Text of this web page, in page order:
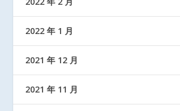
2022 年 1 月
2021 年 12 月
2021 年 11 月